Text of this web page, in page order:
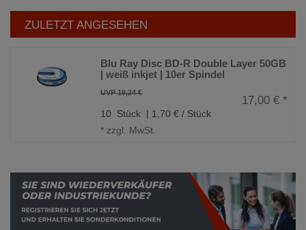
ZULETZT ANGESEHEN
Blu Ray Disc BD-R Double Layer 50GB
| weiß inkjet | 10er Spindel
UVP 19,24 €
17,00 € *
10 Stück | 1,70 € / Stück
* zzgl. MwSt.